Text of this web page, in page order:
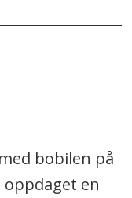
bobilen på
oppdaget en